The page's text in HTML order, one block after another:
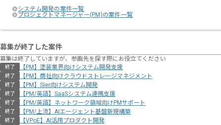
システム開発の案件一覧
プロジェクトマネージャー(PM)の案件一覧
募集が終了した案件
募集は終了していますが、参画先を探す際にお役立てください
終了 【PM】塗装業界向けシステム開発支援
終了 【PM】商社向けクラウドストレージマネジメント
終了 【PM】SIer向けシステム開発
終了 【PM/英語】SaaSシステム連携支援
終了 【PM/英語】ネットワーク領域向けPMサポート
終了 【PM/上流】AIエージェント基盤新規構築
終了 【VPoE】AI活用プロダクト開発